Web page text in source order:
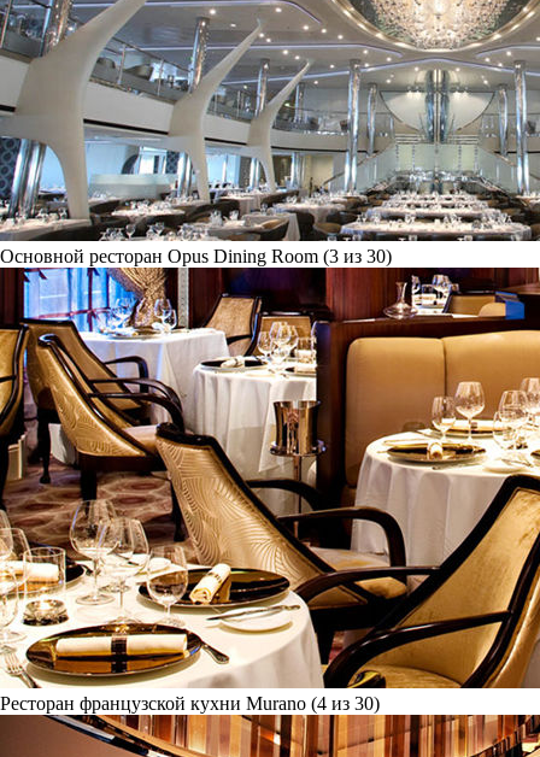
Основной ресторан Opus Dining Room (3 из 30)
Ресторан французской кухни Murano (4 из 30)